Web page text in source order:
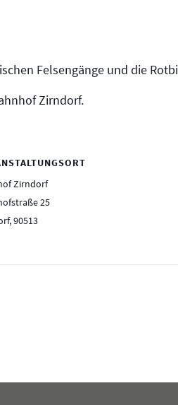
Felsengänge und die
Zirndorf.
Zirndorf
25
,90513